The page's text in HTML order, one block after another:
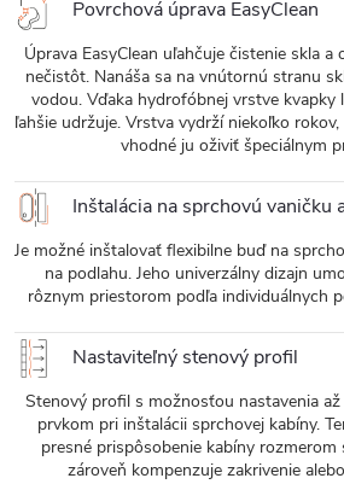
Povrchová úprava EasyClean
Úprava EasyClean uľahčuje čistenie skla a
nečistôt. Nanáša sa na vnútornú stranu
vodou. Vďaka hydrofóbnej vrstve kvapky
ľahšie udržuje. Vrstva vydrží niekoľko
vhodné ju oživiť špeciálnym
Inštalácia na sprchovú vaničku
Je možné inštalovať flexibilne buď na
na podlahu. Jeho univerzálny dizajn
rôznym priestorom podľa individuálnych
Nastaviteľný stenový profil
Stenový profil s možnosťou nastavenia
prvkom pri inštalácii sprchovej kabíny.
presné prispôsobenie kabíny
zároveň kompenzuje zakrivenie